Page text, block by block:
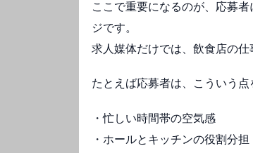
ここで重要になるのが、応募
ジです。
求人媒体だけでは、飲食店の仕
たとえば応募者は、こういう点
・忙しい時間帯の空気感
・ホールとキッチンの役割分担